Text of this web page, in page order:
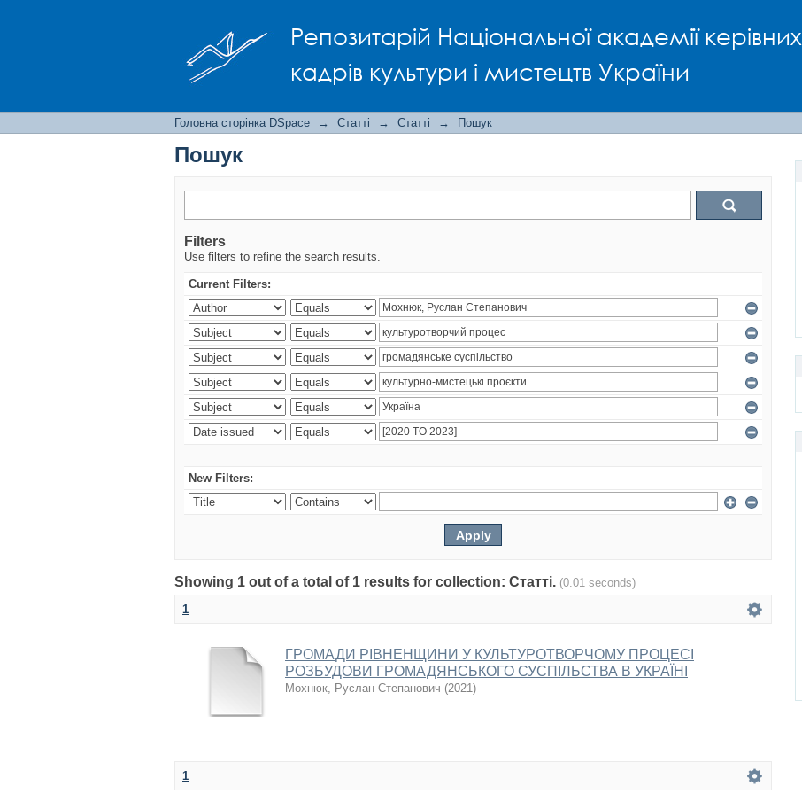
Репозитарій Національної академії керівних
кадрів культури і мистецтв України
Головна сторінка DSpace → Статті → Статті → Пошук
Пошук
Filters
Use filters to refine the search results.
Current Filters:
New Filters:
Showing 1 out of a total of 1 results for collection: Статті. (0.01 seconds)
1
ГРОМАДИ РІВНЕНЩИНИ У КУЛЬТУРОТВОРЧОМУ ПРОЦЕСІ
РОЗБУДОВИ ГРОМАДЯНСЬКОГО СУСПІЛЬСТВА В УКРАЇНІ
Мохнюк, Руслан Степанович (2021)
1